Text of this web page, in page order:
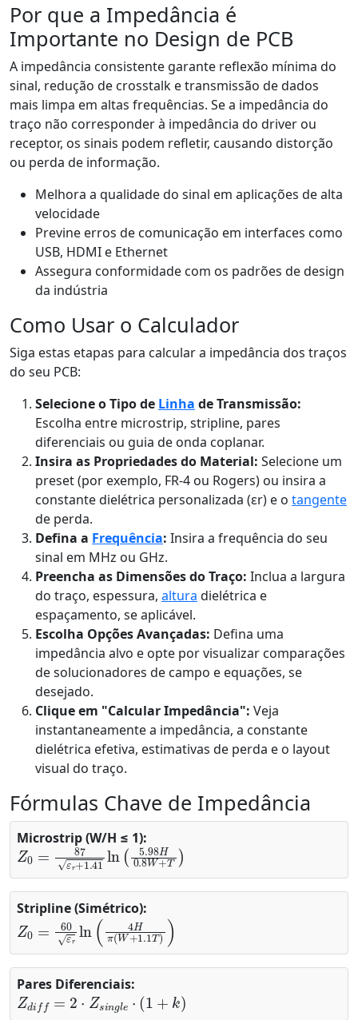
Por que a Impedância é
Importante no Design de PCB
A impedância consistente garante reflexão mínima do
sinal, redução de crosstalk e transmissão de dados
mais limpa em altas frequências. Se a impedância do
traço não corresponder à impedância do driver ou
receptor, os sinais podem refletir, causando distorção
ou perda de informação.
Melhora a qualidade do sinal em aplicações de alta
velocidade
Previne erros de comunicação em interfaces como
USB, HDMI e Ethernet
Assegura conformidade com os padrões de design
da indústria
Como Usar o Calculador
Siga estas etapas para calcular a impedância dos traços
do seu PCB:
Selecione o Tipo de Linha de Transmissão:
Escolha entre microstrip, stripline, pares
diferenciais ou guia de onda coplanar.
Insira as Propriedades do Material: Selecione um
preset (por exemplo, FR-4 ou Rogers) ou insira a
constante dielétrica personalizada (εr) e o tangente
de perda.
Defina a Frequência: Insira a frequência do seu
sinal em MHz ou GHz.
Preencha as Dimensões do Traço: Inclua a largura
do traço, espessura, altura dielétrica e
espaçamento, se aplicável.
Escolha Opções Avançadas: Defina uma
impedância alvo e opte por visualizar comparações
de solucionadores de campo e equações, se
desejado.
Clique em "Calcular Impedância": Veja
instantaneamente a impedância, a constante
dielétrica efetiva, estimativas de perda e o layout
visual do traço.
Fórmulas Chave de Impedância
Microstrip (W/H ≤ 1):
Z0=87εr+1.41ln( 5.98H 0.8
Stripline (Simétrico):
Z0=60εrln(4Hπ(W+ 1.1
Pares Diferenciais:
Zdif=2⋅Zsingle⋅(1 +